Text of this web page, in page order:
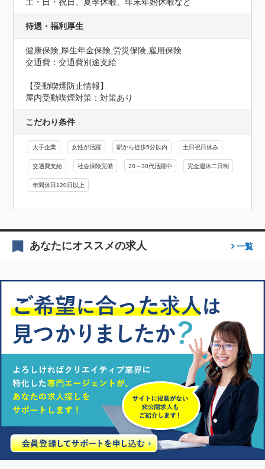
待遇・福利厚生
健康保険,厚生年金保険,労災保険,雇用保険
交通費：交通費別途支給
【受動喫煙防止情報】
屋内受動喫煙対策：対策あり
こだわり条件
大手企業 女性が活躍 駅から徒歩5分以内 土日祝日休み
交通費支給 社会保険完備 20～30代活躍中 完全週休二日制
年間休日120日以上
あなたにオススメの求人 一覧